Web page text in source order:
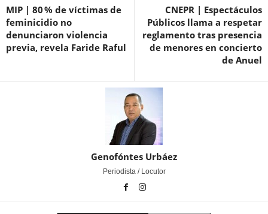
MIP | 80 % de víctimas de
feminicidio no
denunciaron violencia
previa, revela Faride Raful
CNEPR | Espectáculos
Públicos llama a respetar
reglamento tras presencia
de menores en concierto
de Anuel
Genofóntes Urbáez
Periodista / Locutor